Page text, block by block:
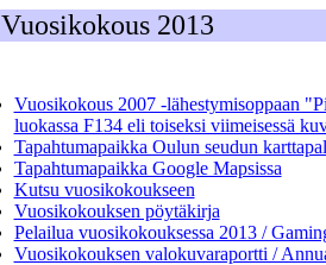
Vuosikokous 2013
Vuosikokous 2007 -lähestymisoppaan
luokassa F134 eli toiseksi viimeisessä
Tapahtumapaikka Oulun seudun
Tapahtumapaikka Google Mapsissa
Kutsu vuosikokoukseen
Vuosikokouksen pöytäkirja
Pelailua vuosikokouksessa 2013 /
Vuosikokouksen valokuvaraportti /